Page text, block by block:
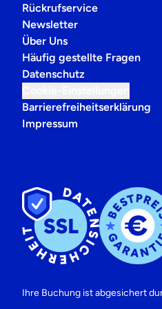
Rückrufservice
Newsletter
Über Uns
Häufig gestellte Fragen
Datenschutz
Barrierefreiheitserklärung
Impressum
Ihre Buchung ist abgesichert